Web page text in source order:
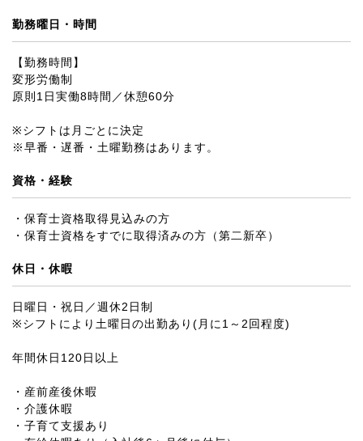
勤務曜日・時間
【勤務時間】
変形労働制
原則1日実働8時間／休憩60分
※シフトは月ごとに決定
※早番・遅番・土曜勤務はあります。
資格・経験
・保育士資格取得見込みの方
・保育士資格をすでに取得済みの方（第二新卒）
休日・休暇
日曜日・祝日／週休2日制
※シフトにより土曜日の出勤あり(月に1～2回程度)
年間休日120日以上
・産前産後休暇
・介護休暇
・子育て支援あり